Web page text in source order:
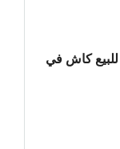
كاش في